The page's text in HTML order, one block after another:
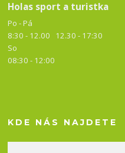
Holas sport a turistka
Po - Pá
8:30 - 12.00 12.30 - 17:30
So
08:30 - 12:00
KDE NÁS NAJDETE